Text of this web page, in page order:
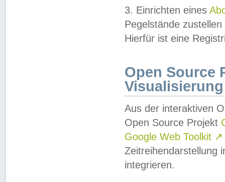
3. Einrichten eines
Pegelstände
Hierfür ist eine
Open Source
Visualisierung
Aus der interaktiven
Open Source Projekt
Google Web Toolkit ↗
Zeitreihendarstellung
integrieren.